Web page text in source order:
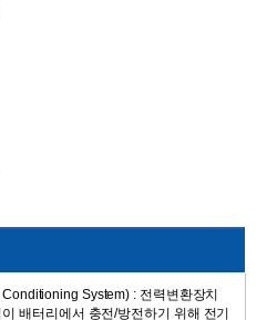
System) : 전력변환장치
배터리에서 충전/방전하기 위해 전기